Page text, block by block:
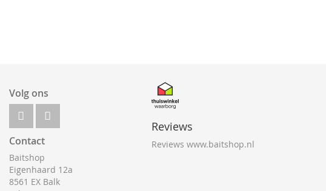
Volg ons
Contact
Baitshop
Eigenhaard 12a
8561 EX Balk
Reviews
Reviews www.baitshop.nl